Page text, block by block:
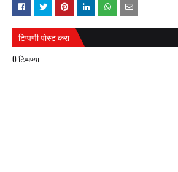
टिप्पणी पोस्ट करा
0 टिप्पण्या